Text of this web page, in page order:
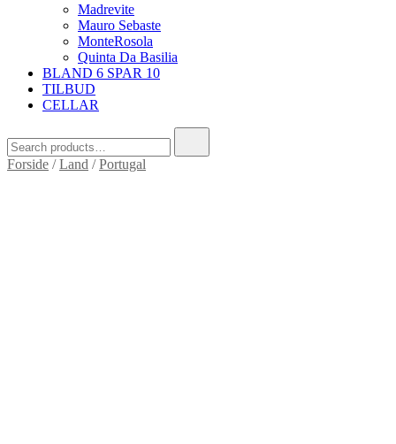
Madrevite
Mauro Sebaste
MonteRosola
Quinta Da Basilia
BLAND 6 SPAR 10
TILBUD
CELLAR
for:
Forside /Land /Portugal